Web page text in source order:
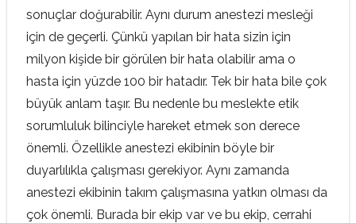
sonuçlar doğurabilir. Aynı durum anestezi mesleği
için de geçerli. Çünkü yapılan bir hata sizin için
milyon kişide bir görülen bir hata olabilir ama o
hasta için yüzde 100 bir hatadır. Tek bir hata bile çok
büyük anlam taşır. Bu nedenle bu meslekte etik
sorumluluk bilinciyle hareket etmek son derece
önemli. Özellikle anestezi ekibinin böyle bir
duyarlılıkla çalışması gerekiyor. Aynı zamanda
anestezi ekibinin takım çalışmasına yatkın olması da
çok önemli. Burada bir ekip var ve bu ekip, cerrahi